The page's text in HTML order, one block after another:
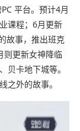
平台。预计4月
课程；6月更新
故事，推出班克
则更新女神降临
贝卡地下城等。
之外的故事。